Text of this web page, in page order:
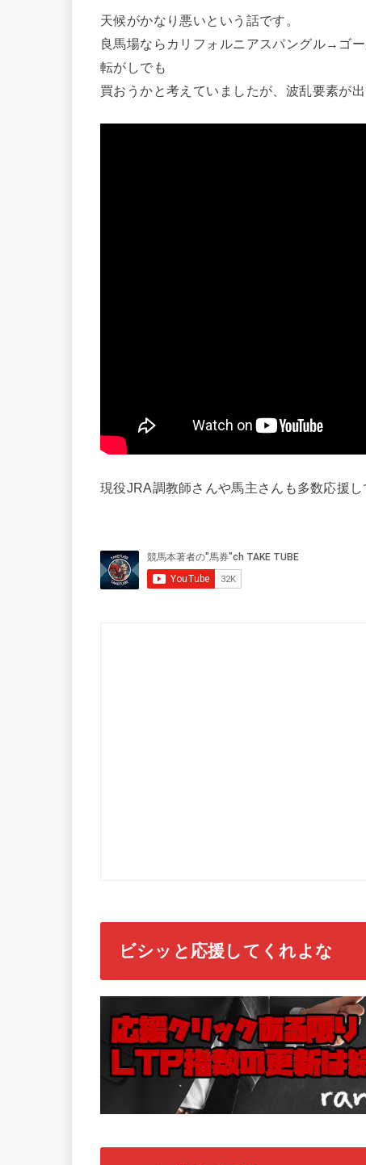
天候がかなり悪いという話です。
良馬場ならカリフォルニアスパングル→ゴ
転がしでも
買おうかと考えていましたが、波乱要素が
現役JRA調教師さんや馬主さんも多数応援し
ビシッと応援してくれよな